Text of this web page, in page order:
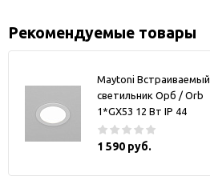
Рекомендуемые товары
Maytoni Встраиваемый
светильник Орб / Orb
1*GX53 12 Вт IP 44
1 590 руб.